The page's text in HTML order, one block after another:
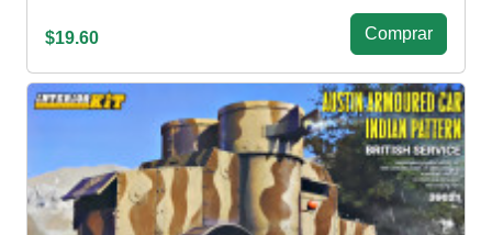
$19.60 Сomprar